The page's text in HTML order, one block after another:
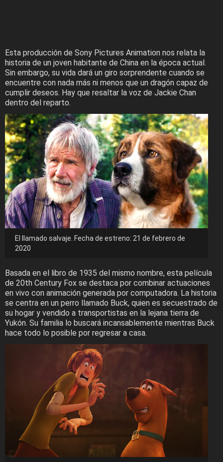
Esta producción de Sony Pictures Animation nos relata la
historia de un joven habitante de China en la época actual.
Sin embargo, su vida dará un giro sorprendente cuando se
encuentre con nada más ni menos que un dragón capaz de
cumplir deseos. Hay que resaltar la voz de Jackie Chan
dentro del reparto.
El llamado salvaje. Fecha de estreno: 21 de febrero de
2020
Basada en el libro de 1935 del mismo nombre, esta película
de 20th Century Fox se destaca por combinar actuaciones
en vivo con animación generada por computadora. La historia
se centra en un perro llamado Buck, quien es secuestrado de
su hogar y vendido a transportistas en la lejana tierra de
Yukón. Su familia lo buscará incansablemente mientras Buck
hace todo lo posible por regresar a casa.